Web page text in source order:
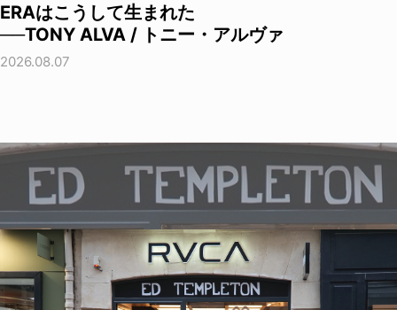
ERAはこうして生まれた
──TONY ALVA / トニー・アルヴァ
2026.08.07